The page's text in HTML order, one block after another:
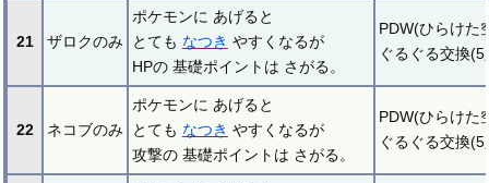
21 ザロクのみ
ポケモンに あげると
とても なつき やすくなるが
HPの 基礎ポイントは さがる。
PDW(ひらけた
ぐるぐる交換(5
22 ネコブのみ
ポケモンに あげると
とても なつき やすくなるが
攻撃の 基礎ポイントは さがる。
PDW(ひらけた
ぐるぐる交換(5